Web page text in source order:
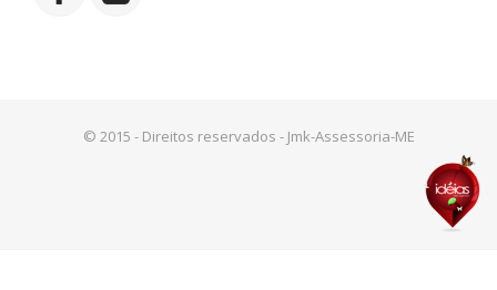
© 2015 - Direitos reservados - Jmk-Assessoria-ME